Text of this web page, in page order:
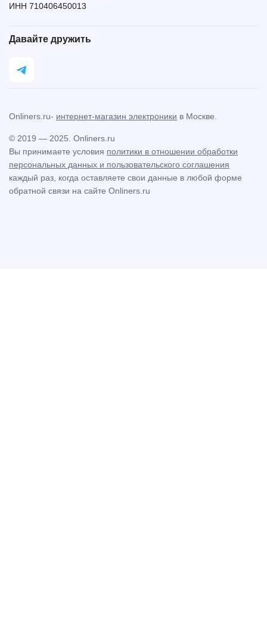
ИНН 710406450013
Давайте дружить
Вы принимаете условия политики в отношении обработки
персональных данных и пользовательского соглашения
каждый раз, когда оставляете свои данные в любой форме
обратной связи на сайте Onliners.ru
© 2019 — 2025. Onliners.ru
Onliners.ru- интернет-магазин электроники в Москве.